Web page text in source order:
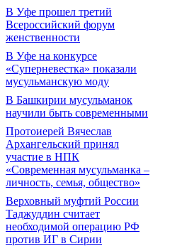
В Уфе прошел третий
Всероссийский форум
женственности
В Уфе на конкурсе
«Суперневестка» показали
мусульманскую моду
В Башкирии мусульманок
научили быть современными
Протоиерей Вячеслав
Архангельский принял
участие в НПК
«Современная мусульманка –
личность, семья, общество»
Верховный муфтий России
Таджуддин считает
необходимой операцию РФ
против ИГ в Сирии